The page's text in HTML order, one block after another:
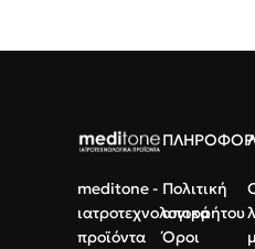
Ευκολία:Γρήγορη προθέρμανση
meditone -
ιατροτεχνολογικά
προϊόντα
Πολιτική
απορρήτου
Όροι